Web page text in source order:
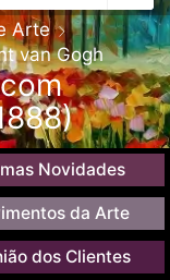
Arte
van Gogh
Novidades
da Arte
dos Clientes